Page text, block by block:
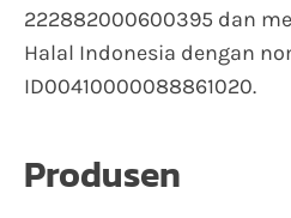
222882000600395 dan
Halal Indonesia dengan
ID00410000088861020.
Produsen